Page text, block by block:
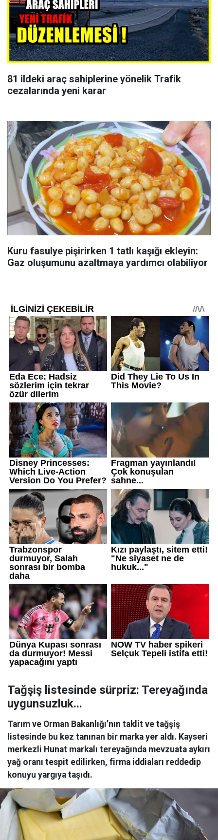
81 ildeki araç sahiplerine yönelik Trafik
cezalarında yeni karar
Kuru fasulye pişirirken 1 tatlı kaşığı ekleyin:
Gaz oluşumunu azaltmaya yardımcı olabiliyor
Tağşiş listesinde sürpriz: Tereyağında
uygunsuzluk...
Tarım ve Orman Bakanlığı’nın taklit ve tağşiş
listesinde bu kez tanınan bir marka yer aldı. Kayseri
merkezli Hunat markalı tereyağında mevzuata aykırı
yağ oranı tespit edilirken, firma iddiaları reddedip
konuyu yargıya taşıdı.